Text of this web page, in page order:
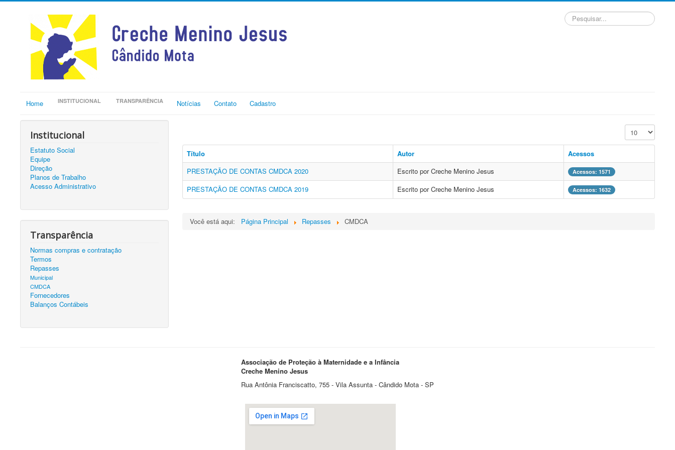
Pesquisar...
Home INSTITUCIONAL TRANSPARÊNCIA Notícias Contato Cadastro
Institucional
Estatuto Social
Equipe
Direção
Planos de Trabalho
Acesso Administrativo
Transparência
Normas compras e contratação
Termos
Repasses
Municipal
CMDCA
Fornecedores
Balanços Contábeis
Exibir #
Título Autor
Acessos
PRESTAÇÃO DE CONTAS CMDCA 2020
Escrito por Creche Menino Jesus Acessos: 1571
PRESTAÇÃO DE CONTAS CMDCA 2019 Escrito por Creche Menino Jesus Acessos: 1632
Você está aqui: Página Principal Repasses CMDCA
Associação de Proteção à Maternidade e a Infância
Creche Menino Jesus
Rua Antônia Franciscatto, 755 - Vila Assunta - Cândido Mota - SP